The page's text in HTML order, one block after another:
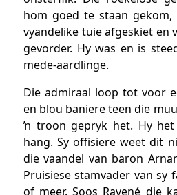
hom goed te staan
vyandelike tuie afgeskiet en
gevorder. Hy was en is
mede-aardlinge.
Die admiraal loop tot voor
en blou baniere teen die
ŉ troon gepryk het. Hy
hang. Sy offisiere weet dit
die vaandel van baron
Pruisiese stamvader van sy
of meer. Soos Ravené die